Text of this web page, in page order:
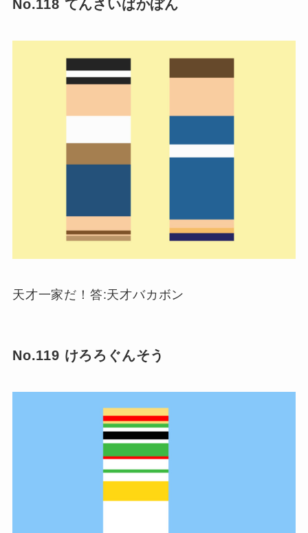
No.118 てんさいばかぼん
天才一家だ！答:天才バカボン
No.119 けろろぐんそう